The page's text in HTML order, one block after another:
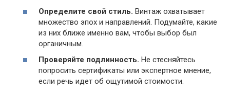
Определите свой стиль. Винтаж охватывает
множество эпох и направлений. Подумайте, какие
из них ближе именно вам, чтобы выбор был
органичным.
Проверяйте подлинность. Не стесняйтесь
попросить сертификаты или экспертное мнение,
если речь идет об ощутимой стоимости.